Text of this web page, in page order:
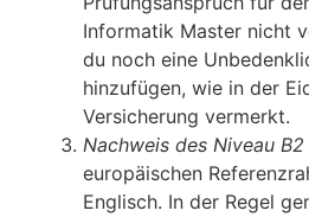
Informatik Master nicht
du noch eine
hinzufügen, wie in der
Versicherung vermerkt.
Nachweis des Niveau B2
europäischen
Englisch. In der Regel